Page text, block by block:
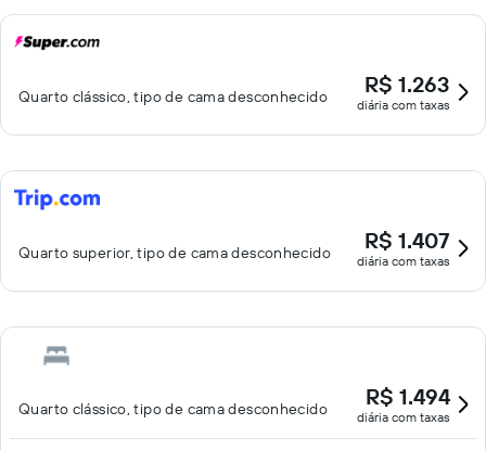
Quarto clássico, tipo de cama desconhecido R$ 1.263
diária com taxas
Quarto superior, tipo de cama desconhecido R$ 1.407
diária com taxas
Quarto clássico, tipo de cama desconhecido R$ 1.494
diária com taxas